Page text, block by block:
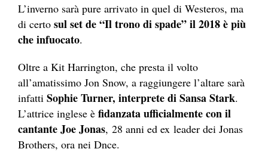
L’inverno sarà pure arrivato in quel di Westeros, ma
di certo sul set de “Il trono di spade” il 2018 è più
che infuocato.
Oltre a Kit Harrington, che presta il volto
all’amatissimo Jon Snow, a raggiungere l’altare sarà
infatti Sophie Turner, interprete di Sansa Stark.
L’attrice inglese è fidanzata ufficialmente con il
cantante Joe Jonas, 28 anni ed ex leader dei Jonas
Brothers, ora nei Dnce.